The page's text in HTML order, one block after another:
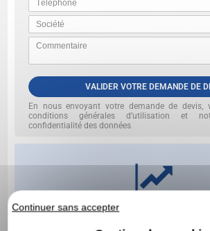
VALIDER VOTRE DEMANDE DE
En nous envoyant votre demande de devis,
conditions générales d’utilisation et
confidentialité des données
Continuer sans accepter